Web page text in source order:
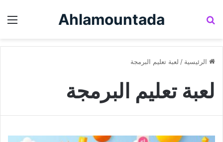
Ahlamountada
الرئيسية / لعبة تعليم البرمجة
لعبة تعليم البرمجة